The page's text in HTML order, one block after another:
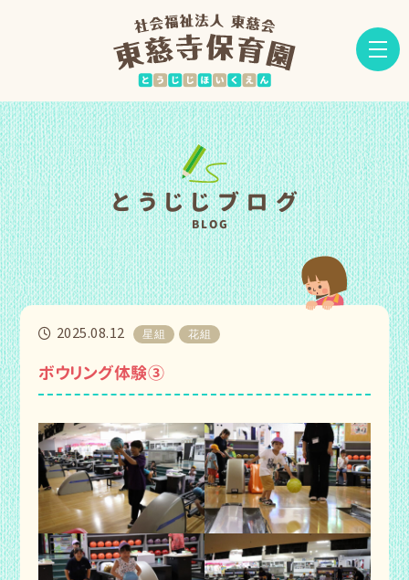
とうじじブログ
BLOG
2025.08.12 星組 花組
ボウリング体験③